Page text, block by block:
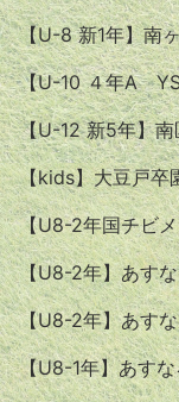
【U-8 新1年】南
【U-10 ４年A
【U-12 新5年】
【kids】大豆戸卒
【U8-2年国チビ
【U8-2年】あす
【U8-2年】あす
【U8-1年】あす